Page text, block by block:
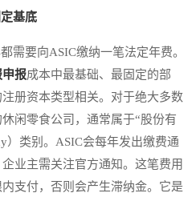
基底
要向ASIC缴纳一笔法定年费。
申报成本中最基础、最固定的部
册资本类型相关。对于绝大多数
闲零食公司，通常属于“股份有
）类别。ASIC会每年发出缴费通
业主需关注官方通知。这笔费用
支付，否则会产生滞纳金。它是